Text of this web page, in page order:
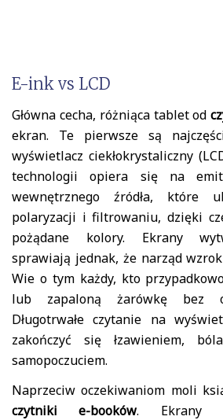
E-ink vs LCD
Główna cecha, różniąca tablet od
ekran. Te pierwsze są
wyświetlacz ciekłokrystaliczny
technologii opiera się na
wewnętrznego źródła, które
polaryzacji i filtrowaniu, dzięki
pożądane kolory. Ekrany
sprawiają jednak, że narząd
Wie o tym każdy, kto
lub zapaloną żarówkę bez
Długotrwałe czytanie na
zakończyć się łzawieniem,
samopoczuciem.
Naprzeciw oczekiwaniom moli
czytniki e-booków. Ekrany